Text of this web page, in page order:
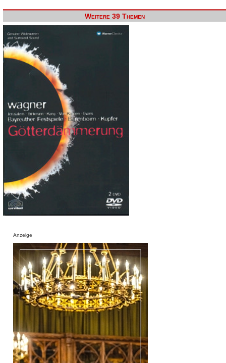
Weitere 39 Themen
Anzeige